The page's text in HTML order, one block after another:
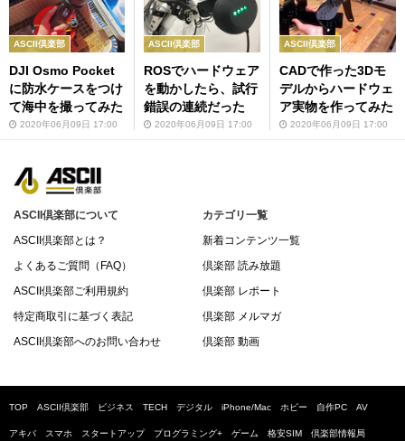
ASCII倶楽部
DJI Osmo Pocket
に防水ケースをつけ
て海中を撮ってみた
2020年06月09日 17:00
ASCII倶楽部
ROSでハードウェア
を動かしたら、試行
錯誤の連続だった
2020年06月09日 17:00
ASCII倶楽部
CADで作った3Dモ
デルからハードウェ
ア実物を作ってみた
2020年06月09日 17:00
ASCII倶楽部について
ASCII倶楽部とは？
よくあるご質問（FAQ）
ASCII倶楽部ご利用規約
特定商取引に基づく表記
ASCII倶楽部へのお問い合わせ
カテゴリ一覧
新着コンテンツ一覧
倶楽部 読み放題
倶楽部 レポート
倶楽部 メルマガ
倶楽部 動画
TOP ASCII倶楽部 ビジネス TECH デジタル iPhone/Mac ホビー 自作PC AV
アキバ スマホ スタートアップ プログラミング+ ゲーム 格安SIM 倶楽部情報局